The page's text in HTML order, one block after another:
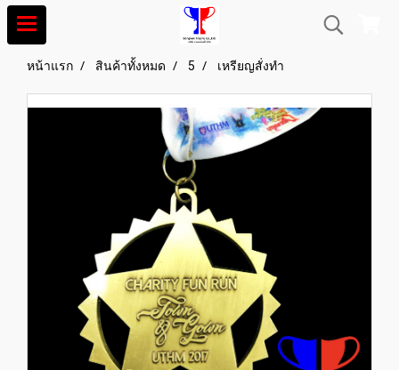
หน้าแรก สินค้าทั้งหมด 5 เหรียญสั่งทำ